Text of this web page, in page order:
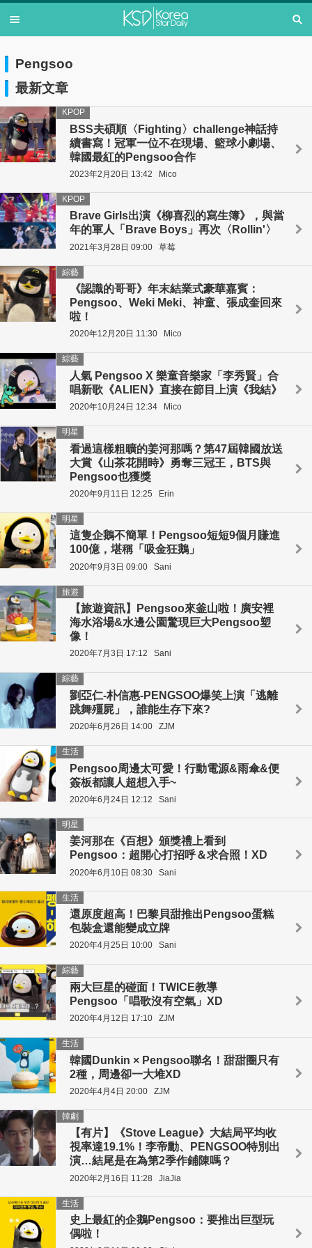
Pengsoo
最新文章
BSS夫碩順〈Fighting〉challenge神話持
續書寫！冠軍一位不在現場、籃球小劇場、
韓國最紅的Pengsoo合作
KPOP
2023年2月20日 13:42 Mico
Brave Girls出演《柳喜烈的寫生簿》，與當
年的軍人「Brave Boys」再次〈Rollin'〉
KPOP
2021年3月28日 09:00 草莓
《認識的哥哥》年末結業式豪華嘉賓：
Pengsoo、Weki Meki、神童、張成奎回來
啦！
綜藝
2020年12月20日 11:30 Mico
人氣 Pengsoo X 樂童音樂家「李秀賢」合
唱新歌《ALIEN》直接在節目上演《我結》
綜藝
2020年10月24日 12:34 Mico
看過這樣粗曠的姜河那嗎？第47屆韓國放送
大賞《山茶花開時》勇奪三冠王，BTS與
Pengsoo也獲獎
明星
2020年9月11日 12:25 Erin
這隻企鵝不簡單！Pengsoo短短9個月賺進
100億，堪稱「吸金狂鵝」
明星
2020年9月3日 09:00 Sani
【旅遊資訊】Pengsoo來釜山啦！廣安裡
海水浴場&水邊公園驚現巨大Pengsoo塑
像！
旅遊
2020年7月3日 17:12 Sani
劉亞仁-朴信惠-PENGSOO爆笑上演「逃離
跳舞殭屍」，誰能生存下來?
綜藝
2020年6月26日 14:00 ZJM
Pengsoo周邊太可愛！行動電源&雨傘&便
簽板都讓人超想入手~
生活
2020年6月24日 12:12 Sani
姜河那在《百想》頒獎禮上看到
Pengsoo：超開心打招呼＆求合照！XD
明星
2020年6月10日 08:30 Sani
還原度超高！巴黎貝甜推出Pengsoo蛋糕
包裝盒還能變成立牌
生活
2020年4月25日 10:00 Sani
兩大巨星的碰面！TWICE教導
Pengsoo「唱歌沒有空氣」XD
綜藝
2020年4月12日 17:10 ZJM
韓國Dunkin × Pengsoo聯名！甜甜圈只有
2種，周邊卻一大堆XD
生活
2020年4月4日 20:00 ZJM
【有片】《Stove League》大結局平均收
視率達19.1%！李帝勳、PENGSOO特別出
演…結尾是在為第2季作鋪陳嗎？
韓劇
2020年2月16日 11:28 JiaJia
史上最紅的企鵝Pengsoo：要推出巨型玩
偶啦！
生活